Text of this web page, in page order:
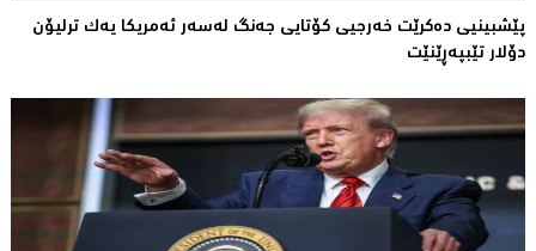
پێشبینیی دەكرێت خەرجیی كۆتایی جەنگ لەسەر ئەمریكا یەك ترلیۆن
دۆلار تێبپەڕێنێت